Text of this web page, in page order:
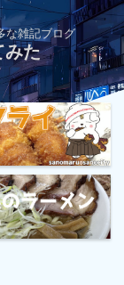
な雑記ブログ
みた